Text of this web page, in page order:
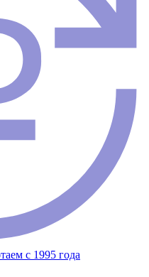
с 1995 года